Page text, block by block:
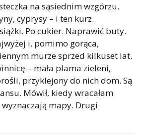
na sąsiednim wzgórzu.
cyprysy – i ten kurz.
Po cukier. Naprawić buty.
i, pomimo gorąca,
murze sprzed kilkuset lat.
– mała plama zieleni,
przyklejony do nich dom. Są
Mówił, kiedy wracałam
wyznaczają mapy. Drugi